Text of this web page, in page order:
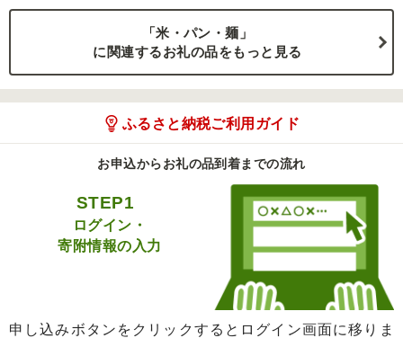
「米・パン・麺」
に関連するお礼の品をもっと見る
ふるさと納税ご利用ガイド
お申込からお礼の品到着までの流れ
STEP1
ログイン・
寄附情報の入力
申し込みボタンをクリックするとログイン画面に移りま